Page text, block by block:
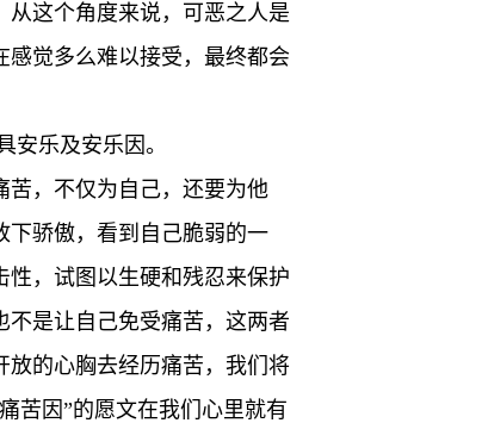
这个角度来说，可恶之人是
感觉多么难以接受，最终都会
乐及安乐因。
苦，不仅为自己，还要为他
下骄傲，看到自己脆弱的一
，试图以生硬和残忍来保护
不是让自己免受痛苦，这两者
的心胸去经历痛苦，我们将
苦因”的愿文在我们心里就有